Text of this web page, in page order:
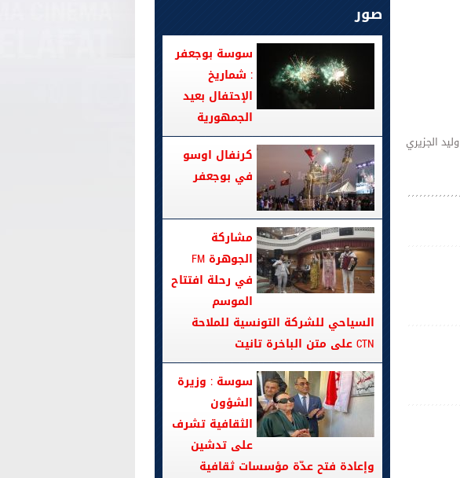
وليد الجزيري
صور
سوسة بوجعفر
: شماريخ
الإحتفال بعيد
الجمهورية
كرنفال اوسو
في بوجعفر
مشاركة
الجوهرة FM
في رحلة افتتاح
الموسم
السياحي للشركة التونسية للملاحة
CTN على متن الباخرة تانيت
سوسة : وزيرة
الشؤون
الثقافية تشرف
على تدشين
وإعادة فتح عدّة مؤسسات ثقافية